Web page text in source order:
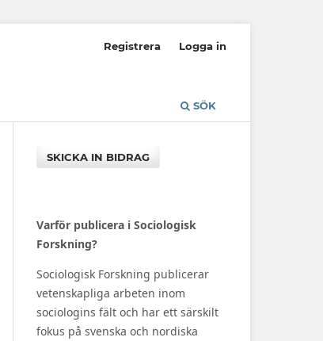
SÖK
Registrera Logga in
SKICKA IN BIDRAG
Varför publicera i Sociologisk
Forskning?
Sociologisk Forskning publicerar
vetenskapliga arbeten inom
sociologins fält och har ett särskilt
fokus på svenska och nordiska